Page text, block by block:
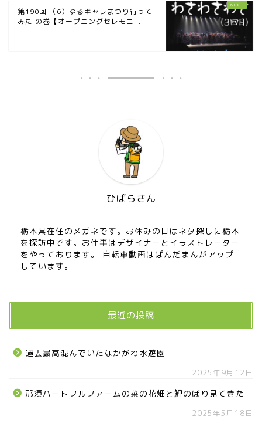
第190回 （6）ゆるキャラまつり行って
みた の巻【オープニングセレモニ...
ひばらさん
栃木県在住のメガネです。お休みの日はネタ探しに栃木
を探訪中です。お仕事はデザイナーとイラストレーター
をやっております。 自転車動画はぱんだまんがアップ
しています。
最近の投稿
過去最高混んでいたなかがわ水遊園
2025年9月12日
那須ハートフルファームの菜の花畑と鯉のぼり見てきた
2025年5月18日